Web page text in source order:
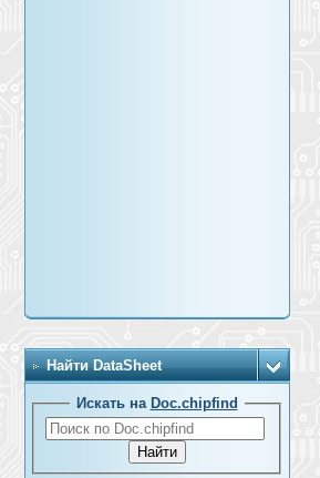
Найти DataSheet
Искать на Doc.chipfind